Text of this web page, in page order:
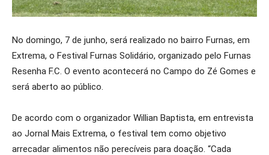
No domingo, 7 de junho, será realizado no bairro Furnas, em
Extrema, o Festival Furnas Solidário, organizado pelo Furnas
Resenha F.C. O evento acontecerá no Campo do Zé Gomes e
será aberto ao público.
De acordo com o organizador Willian Baptista, em entrevista
ao Jornal Mais Extrema, o festival tem como objetivo
arrecadar alimentos não perecíveis para doação. “Cada